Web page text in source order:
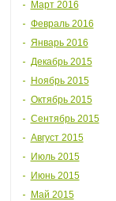
Март 2016
Февраль 2016
Январь 2016
Декабрь 2015
Ноябрь 2015
Октябрь 2015
Сентябрь 2015
Август 2015
Июль 2015
Июнь 2015
Май 2015